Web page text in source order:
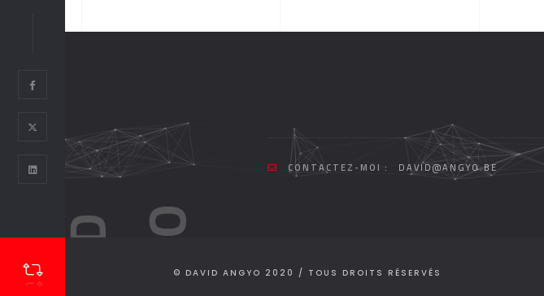
CONTACTEZ-MOI : DAVID@ANGYO.BE
© DAVID ANGYO 2020 / TOUS DROITS RÉSERVÉS